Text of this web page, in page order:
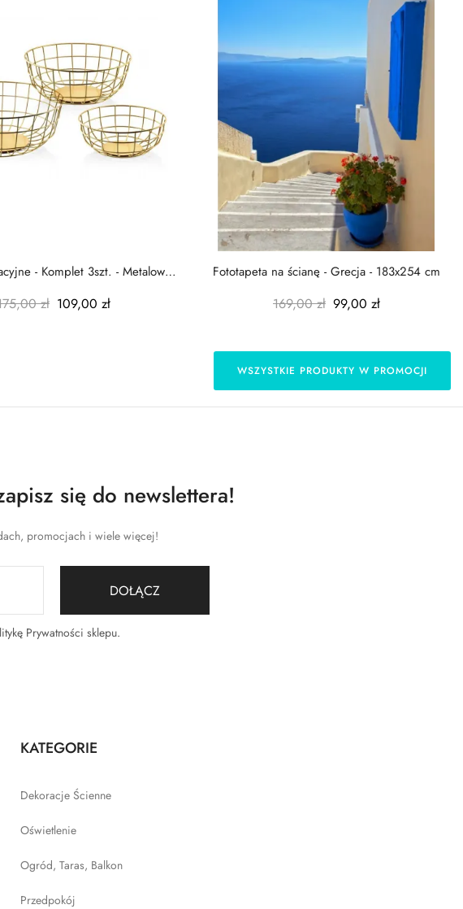
- Komplet 3szt. - Metalowe
zł 109,00 zł
Fototapeta na ścianę - Grecja - 183x254 cm
169,00 zł 99,00 zł
WSZYSTKIE PRODUKTY W PROMOCJI
się do newslettera!
promocjach i wiele więcej!
DOŁĄCZ
Prywatności sklepu.
KATEGORIE
Dekoracje Ścienne
Oświetlenie
Ogród, Taras, Balkon
Przedpokój